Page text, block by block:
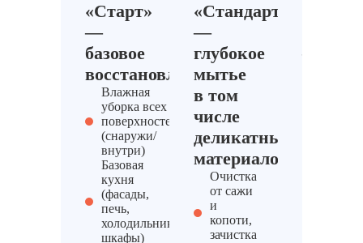
«Старт»
—
базовое
восстановление
Влажная
уборка всех
поверхностей
(снаружи/
внутри)
Базовая
кухня
(фасады,
печь,
холодильник,
шкафы)
«Стандарт»
—
глубокое
мытье
в том
числе
деликатных
материалов
Очистка
от сажи
и
копоти,
зачистка